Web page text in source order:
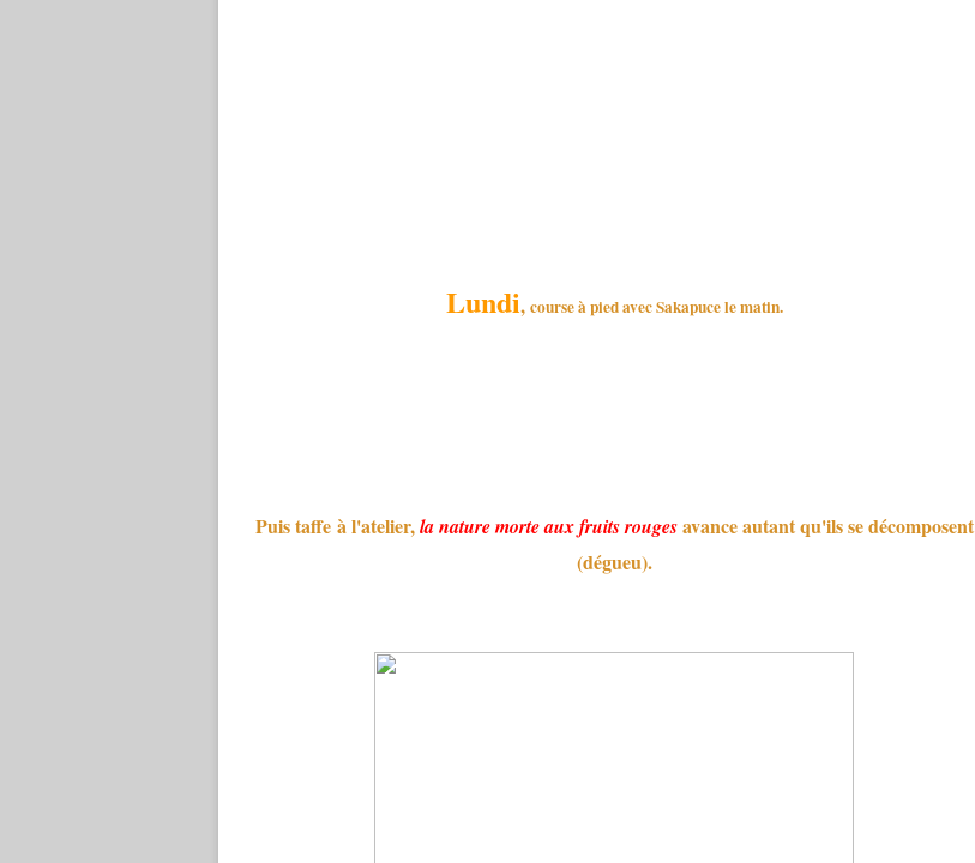
Lundi, course à pied avec Sakapuce le matin.
Puis taffe à l'atelier,la nature morte aux fruits rougesavance autant qu'ils se décomposent
(dégueu).